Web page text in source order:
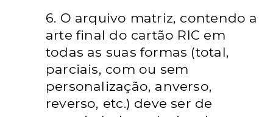
6. O arquivo matriz, contendo a
arte final do cartão RIC em
todas as suas formas (total,
parciais, com ou sem
personalização, anverso,
reverso, etc.) deve ser de